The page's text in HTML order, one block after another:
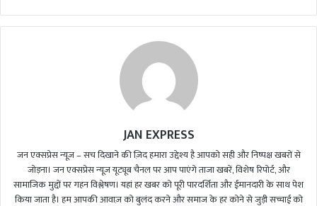
JAN EXPRESS
जन एक्सप्रेस न्यूज़ – सच दिखाने की ज़िद हमारा उद्देश्य है आपको सही और निष्पक्ष खबरों से
जोड़ना। जन एक्सप्रेस न्यूज़ यूट्यूब चैनल पर आप पाएंगे ताजा खबरें, विशेष रिपोर्ट, और
सामाजिक मुद्दों पर गहन विश्लेषण। यहां हर खबर को पूरी पारदर्शिता और ईमानदारी के साथ पेश
किया जाता है। हम आपकी आवाज़ को बुलंद करने और समाज के हर कोने से जुड़ी सच्चाई को